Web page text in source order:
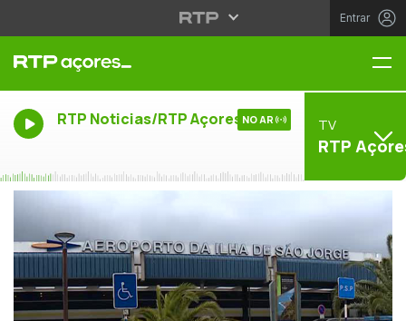
Entrar
RTP Noticias/RTP Açores NO AR TV
RTP